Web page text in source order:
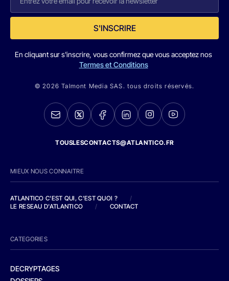
S'INSCRIRE
En cliquant sur s'inscrire, vous confirmez que vous acceptez nos
Termes et Conditions
© 2026 Talmont Media SAS. tous droits réservés.
TOUSLESCONTACTS@ATLANTICO.FR
MIEUX NOUS CONNAITRE
ATLANTICO C'EST QUI, C'EST QUOI ?
/
LE RESEAU D'ATLANTICO
/ CONTACT
CATEGORIES
DECRYPTAGES